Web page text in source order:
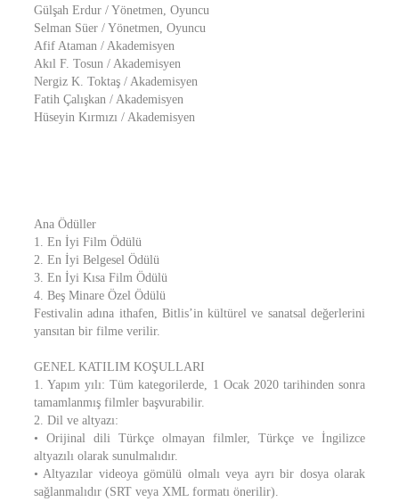
Gülşah Erdur / Yönetmen, Oyuncu
Selman Süer / Yönetmen, Oyuncu
Afif Ataman / Akademisyen
Akıl F. Tosun / Akademisyen
Nergiz K. Toktaş / Akademisyen
Fatih Çalışkan / Akademisyen
Hüseyin Kırmızı / Akademisyen
Ana Ödüller
1. En İyi Film Ödülü
2. En İyi Belgesel Ödülü
3. En İyi Kısa Film Ödülü
4. Beş Minare Özel Ödülü
Festivalin adına ithafen, Bitlis’in kültürel ve sanatsal değerlerini
yansıtan bir filme verilir.
GENEL KATILIM KOŞULLARI
1. Yapım yılı: Tüm kategorilerde, 1 Ocak 2020 tarihinden sonra
tamamlanmış filmler başvurabilir.
2. Dil ve altyazı:
• Orijinal dili Türkçe olmayan filmler, Türkçe ve İngilizce
altyazılı olarak sunulmalıdır.
• Altyazılar videoya gömülü olmalı veya ayrı bir dosya olarak
sağlanmalıdır (SRT veya XML formatı önerilir).